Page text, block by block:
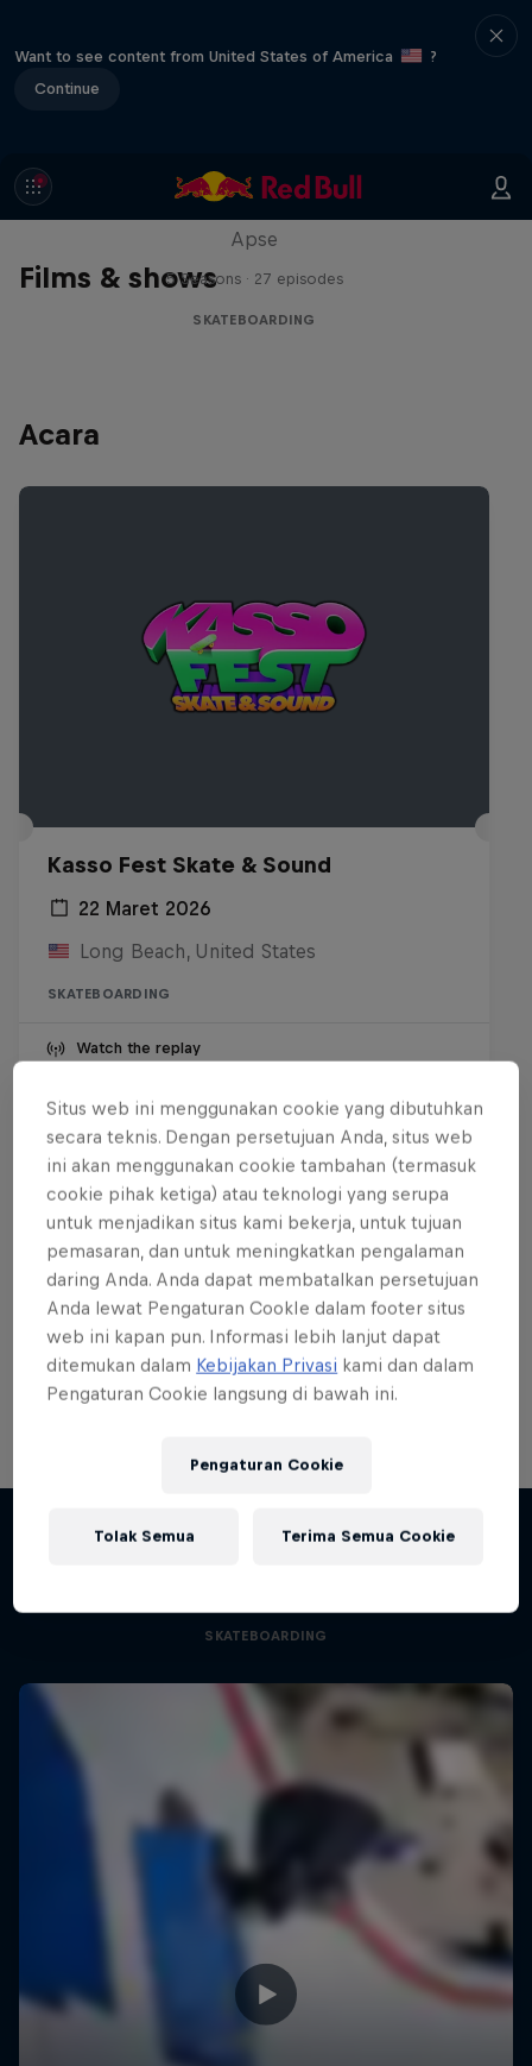
Want to see content from United States of America
?
Continue
Films & shows
Skate Tales
Apse
5 Seasons · 27 episodes
SKATEBOARDING
Acara
Kasso Fest Skate & Sound
22 Maret 2026
Long Beach, United States
SKATEBOARDING
Watch the replay
Want more of this?
Skateboarding
Welcome to the Red Bull Skateboarding hub, your
source for skateboarding news, videos, rider …
SKATEBOARDING
Situs web ini menggunakan cookie yang dibutuhkan
secara teknis. Dengan persetujuan Anda, situs web
ini akan menggunakan cookie tambahan (termasuk
cookie pihak ketiga) atau teknologi yang serupa
untuk menjadikan situs kami bekerja, untuk tujuan
pemasaran, dan untuk meningkatkan pengalaman
daring Anda. Anda dapat membatalkan persetujuan
Anda lewat Pengaturan CookIe dalam footer situs
web ini kapan pun. Informasi lebih lanjut dapat
ditemukan dalam Kebijakan Privasi kami dan dalam
Pengaturan Cookie langsung di bawah ini.
Pengaturan Cookie
Tolak Semua Terima Semua Cookie